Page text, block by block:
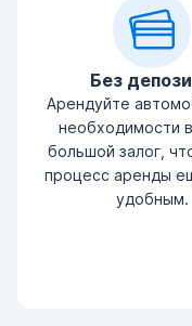
Без
Арендуйте
необходимости
большой залог,
процесс аренды
удобным.